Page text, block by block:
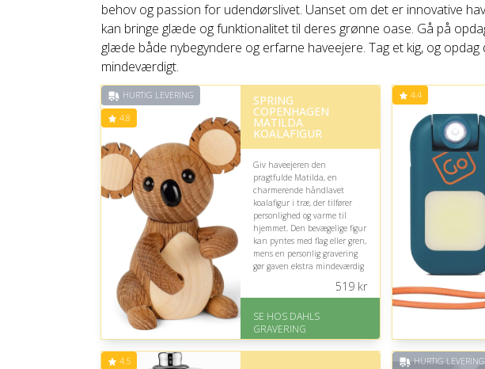
behov og passion for udendørslivet. Uanset om det er innovative
kan bringe glæde og funktionalitet til deres grønne oase. Gå på
glæde både nybegyndere og erfarne haveejere. Tag et kig, og
mindeværdigt.
HURTIG LEVERING
4.8
SPRING
COPENHAGEN
MATILDA
KOALAFIGUR
Giv haveejeren den
pragtfulde Matilda, en
charmerende håndlavet
koalafigur i træ, der tilfører
personlighed og varme til
hjemmet. Den bevægelige figur
kan pyntes med flag eller gren,
mens en personlig gravering
gør gaven ekstra mindeværdig
Levering: 2-3 dage
Gratis fragt
519kr
SE HOS DAHLS
GRAVERING
4.4
4.5 HURTIG LEVERING